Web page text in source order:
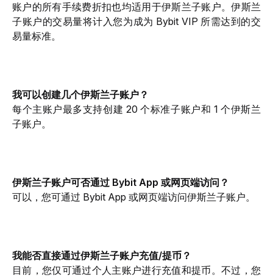
账户的所有手续费折扣也均适用于伊斯兰子账户。伊斯兰
子账户的交易量将计入您为成为 Bybit VIP 所需达到的交
易量标准。
我可以创建几个伊斯兰子账户？
每个主账户最多支持创建 20 个标准子账户和 1 个伊斯兰
子账户。
伊斯兰子账户可否通过 Bybit App 或网页端访问？
可以，您可通过 Bybit App 或网页端访问伊斯兰子账户。
我能否直接通过伊斯兰子账户充值/提币？
目前，您仅可通过个人主账户进行充值和提币。不过，您